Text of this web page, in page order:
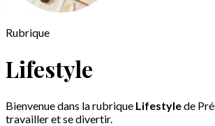
Rubrique
Lifestyle
Bienvenue dans la rubrique Lifestylede
travailler et se divertir.